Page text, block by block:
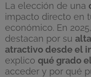
La elección de una
impacto directo en
económico. En
destacan por su
atractivo desde el
explico qué grado
acceder y por qué